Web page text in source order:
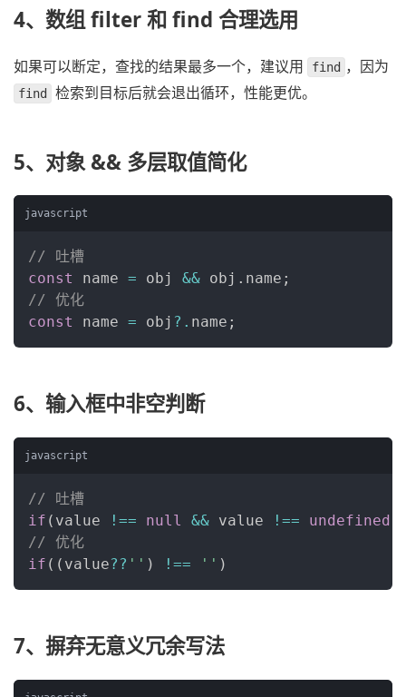
4、数组 filter 和 find 合理选用
如果可以断定，查找的结果最多一个，建议用 find
find 检索到目标后就会退出循环，性能更优。
5、对象 && 多层取值简化
javascript
// 吐槽
const
name = obj && obj . name ;
// 优化
const
name = obj ?. name ;
6、输入框中非空判断
javascript
// 吐槽
if ( value !== null && value !== undefined
// 优化
if ( ( value?? '' ) !== '' )
7、摒弃无意义冗余写法